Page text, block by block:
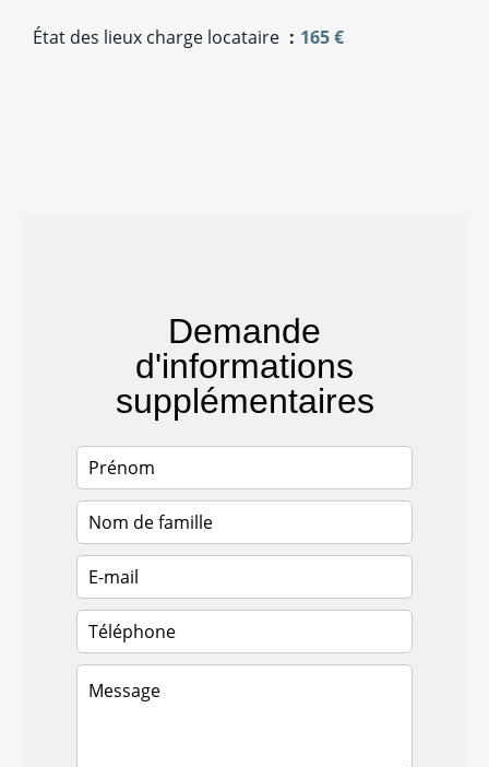
État des lieux charge locataire 165 €
Demande
d'informations
supplémentaires